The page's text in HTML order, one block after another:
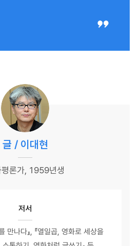
글 / 이대현
평론가, 1959년생
저서
만나다』, 『열일곱, 영화로 세상을